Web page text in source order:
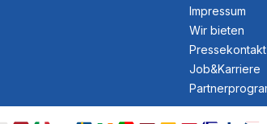
Impressum
Wir bieten
Pressekontakt
Job&Karriere